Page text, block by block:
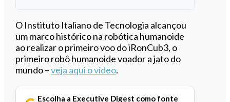
Ouvir este artigo
O Instituto Italiano de Tecnologia alcançou
um marco histórico na robótica humanoide
ao realizar o primeiro voo do iRonCub3, o
primeiro robô humanoide voador a jato do
mundo –veja aqui o vídeo.
Escolha a Executive Digest como fonte